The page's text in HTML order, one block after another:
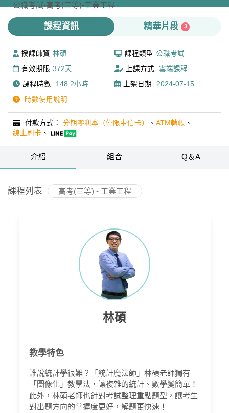
公職考試-高考(三等)-工業工程
課程資訊 精華片段 3
授課師資 林碩 課程類型 公職考試
有效期限 372天 上課方式
雲端課程
課程時數
148.2小時 上架日期
2024-07-15
時數使用說明
付款方式：分期零利率（僅限中信卡） 、ATM轉帳 、
線上刷卡 、
介紹 組合 Q＆A
課程列表 高考(三等) - 工業工程
林碩
教學特色
誰說統計學很難？「統計魔法師」林碩老師獨有
「圖像化」教學法，讓複雜的統計、數學變簡單！
此外，林碩老師也針對考試整理重點題型，讓考生
對出題方向的掌握度更好，解題更快速！